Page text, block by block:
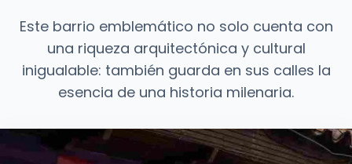
Este barrio emblemático no solo cuenta con
una riqueza arquitectónica y cultural
inigualable: también guarda en sus calles la
esencia de una historia milenaria.